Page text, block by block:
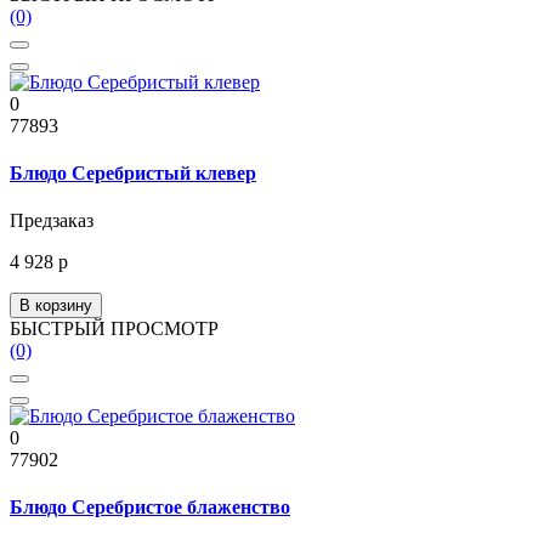
(0)
0
77893
Блюдо Серебристый клевер
Предзаказ
4 928 р
В корзину
БЫСТРЫЙ ПРОСМОТР
(0)
0
77902
Блюдо Серебристое блаженство